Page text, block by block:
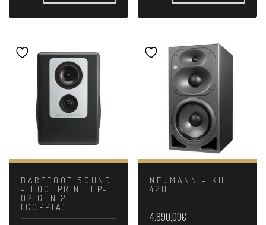
BAREFOOT SOUND
– FOOTPRINT FP-
02 GEN 2
(COPPIA)
NEUMANN – KH
420
4.890,00€